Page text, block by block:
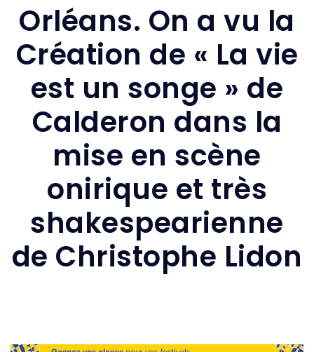
Orléans. On a vu la
Création de « La vie
est un songe » de
Calderon dans la
mise en scène
onirique et très
shakespearienne
de Christophe Lidon